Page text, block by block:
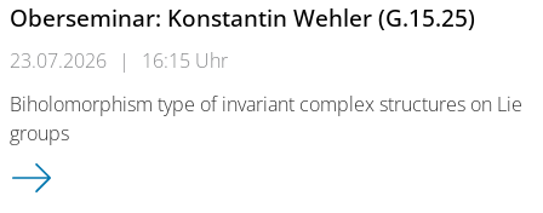
Oberseminar: Konstantin Wehler (G.15.25)
23.07.2026 |
16:15 Uhr
Biholomorphism type of invariant complex structures on Lie
groups
Oberseminar: Konstantin Wehler (G.15.25)